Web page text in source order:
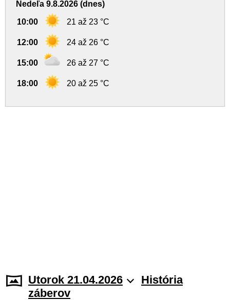
Nedeľa 9.8.2026 (dnes)
10:00 21 až 23 °C
12:00 24 až 26 °C
15:00 26 až 27 °C
18:00 20 až 25 °C
Utorok 21.04.2026
História
záberov